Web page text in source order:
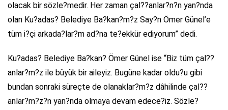
olacak bir sözle?medir. Her zaman çal??anlar?n?n yan?nda
olan Ku?adas? Belediye Ba?kan?m?z Say?n Ömer Günel’e
tüm i?çi arkada?lar?m ad?na te?ekkür ediyorum” dedi.
Ku?adas? Belediye Ba?kan? Ömer Günel ise “Biz tüm çal??
anlar?m?z ile büyük bir aileyiz. Bugüne kadar oldu?u gibi
bundan sonraki süreçte de olanaklar?m?z dâhilinde çal??
anlar?m?z?n yan?nda olmaya devam edece?iz. Sözle?